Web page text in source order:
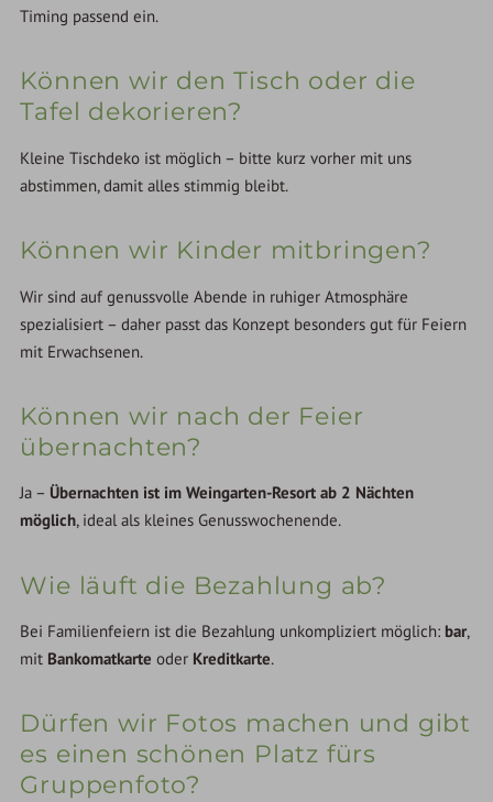
Timing passend ein.
Können wir den Tisch oder die
Tafel dekorieren?
Kleine Tischdeko ist möglich – bitte kurz vorher mit uns
abstimmen, damit alles stimmig bleibt.
Können wir Kinder mitbringen?
Wir sind auf genussvolle Abende in ruhiger Atmosphäre
spezialisiert – daher passt das Konzept besonders gut für Feiern
mit Erwachsenen.
Können wir nach der Feier
übernachten?
Ja – Übernachten ist im Weingarten-Resort ab 2 Nächten
möglich, ideal als kleines Genusswochenende.
Wie läuft die Bezahlung ab?
Bei Familienfeiern ist die Bezahlung unkompliziert möglich: bar,
mit Bankomatkarte oder Kreditkarte.
Dürfen wir Fotos machen und gibt
es einen schönen Platz fürs
Gruppenfoto?